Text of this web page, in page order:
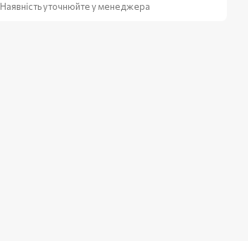
Наявність уточнюйте у менеджера